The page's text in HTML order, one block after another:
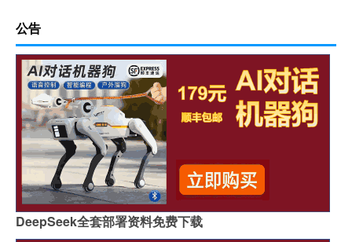
公告
DeepSeek全套部署资料免费下载